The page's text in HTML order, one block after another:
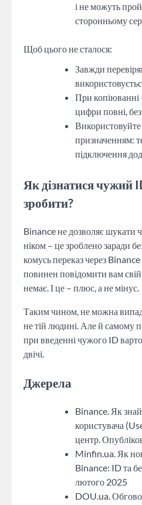
і не можуть
сторонньому
Щоб цього не сталося:
Завжди
При копіюванні
цифри повні, без
Використовуйте
призначенням:
підключення
Як дізнатися чужий
зробити?
Binance не дозволяє шукати
ніком – це зроблено заради
комусь переказ через
повинен повідомити вам
немає. І це – плюс, а не мінус.
Таким чином, не можна
не тій людині. Але й самому
при введенні чужого ID
двічі.
Джерела
Binance. Як
користувача
центр.
Minfin.ua. Як
Binance: ID та
лютого 2025
DOU.ua.